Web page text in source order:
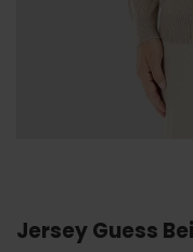
Jersey Guess